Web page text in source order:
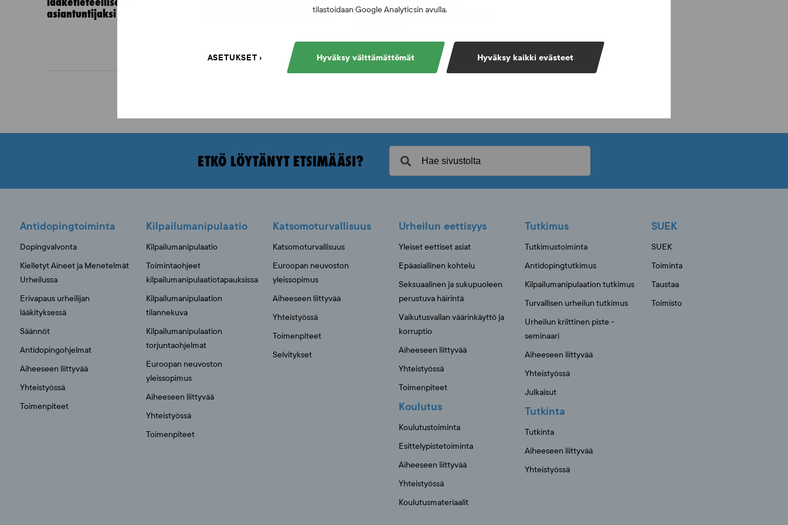
tilastoidaan Google Analyticsin avulla.
Hyväksy kaikki evästeet
Hyväksy välttämättömät
ASETUKSET
asiantuntijaksi vastauksia EUT:n ratkaisusta väkivaltaisten alakulttuurien
ETKÖ LÖYTÄNYT ETSIMÄÄSI?
Antidopingtoiminta
Dopingvalvonta
Kielletyt Aineet ja Menetelmät
Urheilussa
Erivapaus urheilijan
lääkityksessä
Säännöt
Antidopingohjelmat
Aiheeseen liittyvää
Yhteistyössä
Toimenpiteet
Kilpailumanipulaatio
Kilpailumanipulaatio
Toimintaohjeet
kilpailumanipulaatiotapauksissa
Kilpailumanipulaation
tilannekuva
Kilpailumanipulaation
torjuntaohjelmat
Euroopan neuvoston
yleissopimus
Aiheeseen liittyvää
Yhteistyössä
Toimenpiteet
Katsomoturvallisuus
Katsomoturvallisuus
Euroopan neuvoston
yleissopimus
Aiheeseen liittyvää
Yhteistyössä
Toimenpiteet
Selvitykset
Urheilun eettisyys
Yleiset eettiset asiat
Epäasiallinen kohtelu
Seksuaalinen ja sukupuoleen
perustuva häirintä
Vaikutusvallan väärinkäyttö ja
korruptio
Aiheeseen liittyvää
Yhteistyössä
Toimenpiteet
Koulutus
Koulutustoiminta
Esittelypistetoiminta
Aiheeseen liittyvää
Yhteistyössä
Koulutusmateriaalit
Tutkimus
Tutkimustoiminta
Antidopingtutkimus
Kilpailumanipulaation tutkimus
Turvallisen urheilun tutkimus
Urheilun kriittinen piste -
seminaari
Aiheeseen liittyvää
Yhteistyössä
Julkaisut
Tutkinta
Tutkinta
Aiheeseen liittyvää
Yhteistyössä
SUEK
SUEK
Toiminta
Taustaa
Toimisto